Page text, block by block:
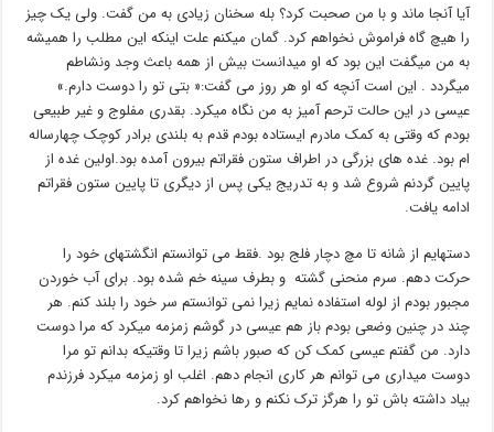
آیا آنجا ماند و با من صحبت کرد؟ بله سخنان زیادی به من گفت. ولی یک چیز
را هیچ گاه فراموش نخواهم کرد. گمان میکنم علت اینکه این مطلب را همیشه
به من میگفت این بود که او میدانست بیش از همه باعث وجد ونشاطم
میگردد . این است آنچه که او هر روز می گفت:« بتی تو را دوست دارم.»
عیسی در این حالت ترحم آمیز به من نگاه میکرد. بقدری مفلوج و غیر طبیعی
بودم که وقتی به کمک مادرم ایستاده بودم قدم به بلندی برادر کوچک چهارساله
ام بود. غده های بزرگی در اطراف ستون فقراتم بیرون آمده بود.اولین غده از
پایین گردنم شروع شد و به تدریج یکی پس از دیگری تا پایین ستون فقراتم
ادامه یافت.
دستهایم از شانه تا مچ دچار فلج بود .فقط می توانستم انگشتهای خود را
حرکت دهم. سرم منحنی گشته و بطرف سینه خم شده بود. برای آب خوردن
مجبور بودم از لوله استفاده نمایم زیرا نمی توانستم سر خود را بلند کنم. هر
چند در چنین وضعی بودم باز هم عیسی در گوشم زمزمه میکرد که مرا دوست
دارد. من گفتم عیسی کمک کن که صبور باشم زیرا تا وقتیکه بدانم تو مرا
دوست میداری می توانم هر کاری انجام دهم. اغلب او زمزمه میکرد فرزندم
بیاد داشته باش تو را هرگز ترک نکنم و رها نخواهم کرد.